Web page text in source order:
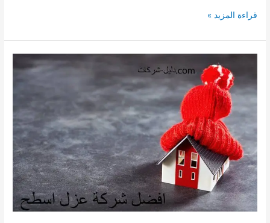
افضل
عزل
شينكو
0539122947
لؤلؤة
الجنوب-
متخصصة
فى
عزل
الشينكو
بنجران
قراءة المزيد »